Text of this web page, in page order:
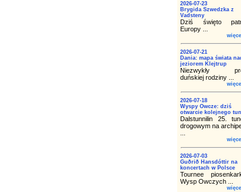
2026-07-23
Brygida Szwedzka z
Vadsteny
Dziś święto
Europy ...
2026-07-21
Dania: mapa świata
jeziorem Klejtrup
Niezwykły
duńskiej rodziny ...
2026-07-18
Wyspy Owcze: dziś
otwarcie kolejnego
Dalstunnilin 25.
drogowym na
2026-07-03
Guðrið Hansdóttir na
koncertach w Polsce
Tournee
Wysp Owczych ...